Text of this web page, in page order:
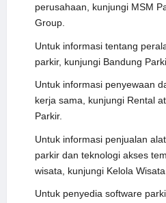
perusahaan, kunjungi MSM
Group.
Untuk informasi tentang
parkir, kunjungi Bandung
Untuk informasi penyewaan
kerja sama, kunjungi Rental at
Parkir.
Untuk informasi penjualan alat
parkir dan teknologi akses
wisata, kunjungi Kelola Wisata
Untuk penyedia software